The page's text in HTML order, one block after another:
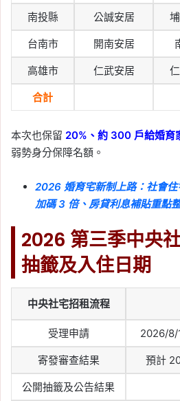
南投縣 公誠安居
台南市 開南安居
高雄市 仁武安居
合計
本次也保留 20%、約 300 戶給婚育
弱勢身分保障名額。
2026 婚育宅新制上路：社會
加碼 3 倍、房貸利息補貼重點
2026 第三季中央
抽籤及入住日期
中央社宅招租流程
受理申請 2026/
寄發審查結果 預計
公開抽籤及公告結果